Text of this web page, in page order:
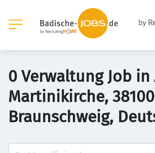
0 Verwaltung Job in
Martinikirche, 38100
Braunschweig,